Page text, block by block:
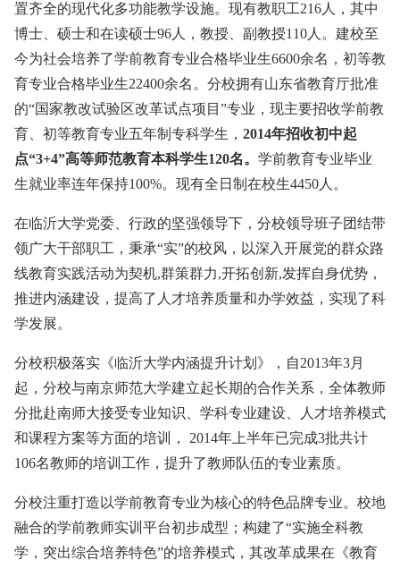
置齐全的现代化多功能教学设施。现有教职工216人，其中
博士、硕士和在读硕士96人，教授、副教授110人。建校至
今为社会培养了学前教育专业合格毕业生6600余名，初等教
育专业合格毕业生22400余名。分校拥有山东省教育厅批准
的“国家教改试验区改革试点项目”专业，现主要招收学前教
育、初等教育专业五年制专科学生， 2014年招收初中起
点“3+4”高等师范教育本科学生120名。 学前教育专业毕业
生就业率连年保持100%。现有全日制在校生4450人。
在临沂大学党委、行政的坚强领导下，分校领导班子团结带
领广大干部职工，秉承“实”的校风，以深入开展党的群众路
线教育实践活动为契机,群策群力,开拓创新,发挥自身优势，
推进内涵建设，提高了人才培养质量和办学效益，实现了科
学发展。
分校积极落实《临沂大学内涵提升计划》，自2013年3月
起，分校与南京师范大学建立起长期的合作关系，全体教师
分批赴南师大接受专业知识、学科专业建设、人才培养模式
和课程方案等方面的培训， 2014年上半年已完成3批共计
106名教师的培训工作，提升了教师队伍的专业素质。
分校注重打造以学前教育专业为核心的特色品牌专业。校地
融合的学前教师实训平台初步成型；构建了“实施全科教
学，突出综合培养特色”的培养模式，其改革成果在《教育